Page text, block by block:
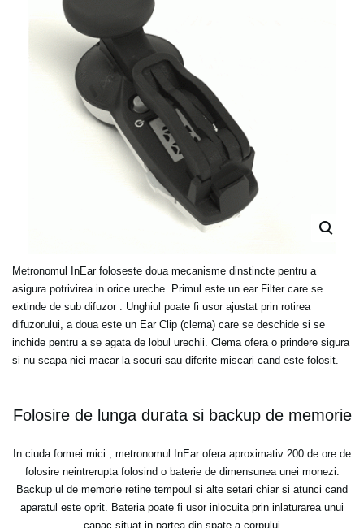
Metronomul InEar foloseste doua mecanisme dinstincte pentru a
asigura potrivirea in orice ureche. Primul este un ear Filter care se
extinde de sub difuzor . Unghiul poate fi usor ajustat prin rotirea
difuzorului, a doua este un Ear Clip (clema) care se deschide si se
inchide pentru a se agata de lobul urechii. Clema ofera o prindere sigura
si nu scapa nici macar la socuri sau diferite miscari cand este folosit.
Folosire de lunga durata si backup de memorie
In ciuda formei mici , metronomul InEar ofera aproximativ 200 de ore de
folosire neintrerupta folosind o baterie de dimensunea unei monezi.
Backup ul de memorie retine tempoul si alte setari chiar si atunci cand
aparatul este oprit. Bateria poate fi usor inlocuita prin inlaturarea unui
capac situat in partea din spate a corpului